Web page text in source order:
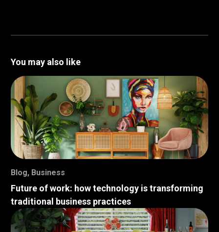
You may also like
Blog, Business
Future of work: how technology is transforming
traditional business practices